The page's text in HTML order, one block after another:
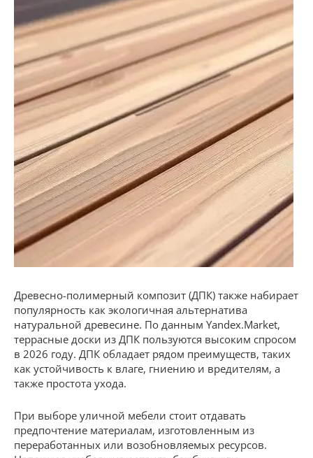
Древесно-полимерный композит (ДПК) также набирает
популярность как экологичная альтернатива
натуральной древесине. По данным Yandex.Market,
террасные доски из ДПК пользуются высоким спросом
в 2026 году. ДПК обладает рядом преимуществ, таких
как устойчивость к влаге, гниению и вредителям, а
также простота ухода.
При выборе уличной мебели стоит отдавать
предпочтение материалам, изготовленным из
переработанных или возобновляемых ресурсов.